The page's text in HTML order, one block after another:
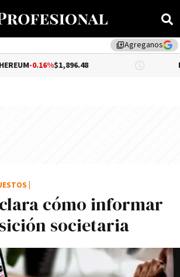
library_addAgreganos
$1,896.48 DÓLAR
cómo informar
societaria